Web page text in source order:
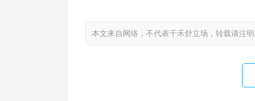
本文来自网络，不代表千禾舒立场，转载请注明